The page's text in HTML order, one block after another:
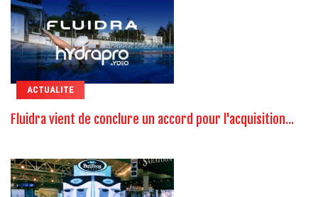
ACTUALITE
Fluidra vient de conclure un accord pour l'acquisition...